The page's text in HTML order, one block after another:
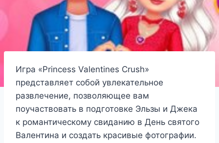
Игра «Princess Valentines Crush»
представляет собой увлекательное
развлечение, позволяющее вам
поучаствовать в подготовке Эльзы и Джека
к романтическому свиданию в День святого
Валентина и создать красивые фотографии.